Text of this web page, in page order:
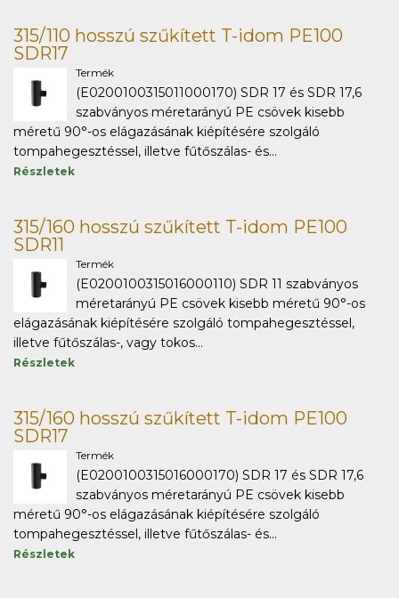
315/110 hosszú szűkített T-idom PE100
SDR17
Termék
(E0200100315011000170) SDR 17 és SDR 17,6
szabványos méretarányú PE csövek kisebb
méretű 90°-os elágazásának kiépítésére szolgáló
tompahegesztéssel, illetve fűtőszálas- és...
Részletek
315/160 hosszú szűkített T-idom PE100
SDR11
Termék
(E0200100315016000110) SDR 11 szabványos
méretarányú PE csövek kisebb méretű 90°-os
elágazásának kiépítésére szolgáló tompahegesztéssel,
illetve fűtőszálas-, vagy tokos...
Részletek
315/160 hosszú szűkített T-idom PE100
SDR17
Termék
(E0200100315016000170) SDR 17 és SDR 17,6
szabványos méretarányú PE csövek kisebb
méretű 90°-os elágazásának kiépítésére szolgáló
tompahegesztéssel, illetve fűtőszálas- és...
Részletek